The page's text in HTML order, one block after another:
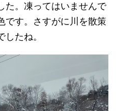
た。凍ってはいませんで
です。さすがに川を散策
たね。